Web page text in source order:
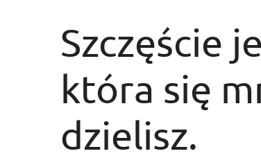
Szczęście
która się
dzielisz.